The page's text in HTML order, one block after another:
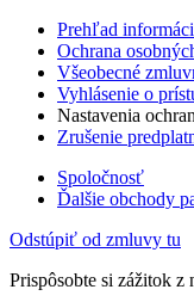
Prehľad
Ochrana
Všeobecné
Vyhlásenie o
Nastavenia
Zrušenie
Spoločnosť
Ďalšie obchody
Odstúpiť od zmluvy tu
Prispôsobte si zážitok z